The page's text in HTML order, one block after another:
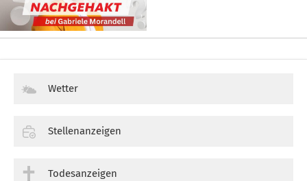
Wetter
Stellenanzeigen
Todesanzeigen